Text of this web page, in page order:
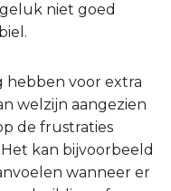
niet goed
hebben voor extra
welzijn aangezien
de frustraties
kan bijvoorbeeld
wanneer er